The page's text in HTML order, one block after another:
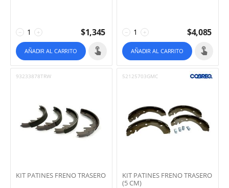
+
− $1,345
AÑADIR AL CARRITO
+
− $4,085
AÑADIR AL CARRITO
93233878TRW
KIT PATINES FRENO TRASERO
52125703GMC
KIT PATINES FRENO TRASERO
(5 CM)